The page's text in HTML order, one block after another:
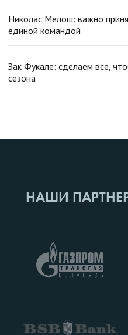
Николас Мелош: важно
единой командой
Зак Фукале: сделаем все,
сезона
НАШИ